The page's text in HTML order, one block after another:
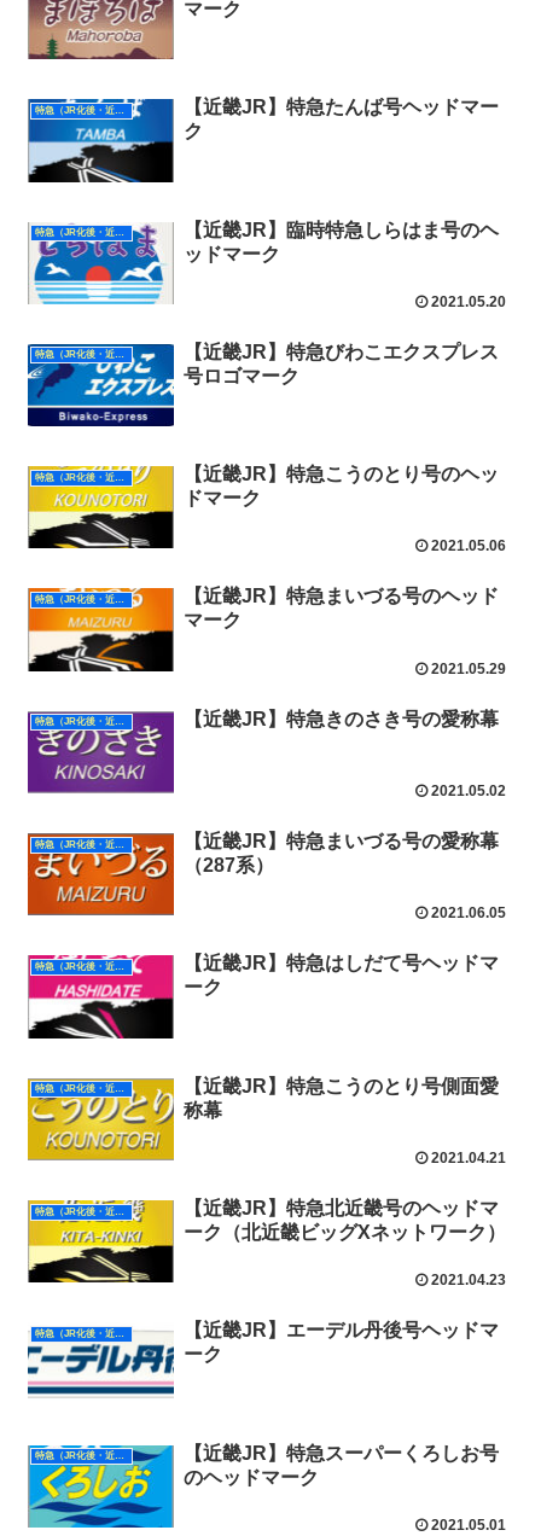
マーク
【近畿JR】特急たんば号ヘッドマー
ク
特急（JR化後・近畿）
【近畿JR】臨時特急しらはま号のヘ
ッドマーク
2021.05.20
特急（JR化後・近畿）
【近畿JR】特急びわこエクスプレス
号ロゴマーク
【近畿JR】特急こうのとり号のヘッ
ドマーク
2021.05.06
特急（JR化後・近畿）
【近畿JR】特急まいづる号のヘッド
マーク
2021.05.29
特急（JR化後・近畿） 【近畿JR】特急きのさき号の愛称幕
2021.05.02
【近畿JR】特急まいづる号の愛称幕
（287系）
2021.06.05
特急（JR化後・近畿）
【近畿JR】特急はしだて号ヘッドマ
ーク
特急（JR化後・近畿）
【近畿JR】特急こうのとり号側面愛
称幕
2021.04.21
【近畿JR】特急北近畿号のヘッドマ
ーク（北近畿ビッグXネットワーク）
2021.04.23
特急（JR化後・近畿）
【近畿JR】エーデル丹後号ヘッドマ
ーク
特急（JR化後・近畿）
【近畿JR】特急スーパーくろしお号
のヘッドマーク
2021.05.01